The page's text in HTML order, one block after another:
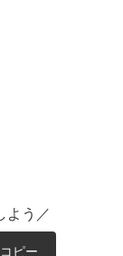
よう／
コピー